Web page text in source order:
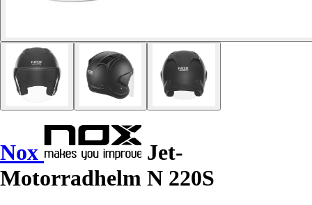
Nox
Jet-
Motorradhelm N 220S